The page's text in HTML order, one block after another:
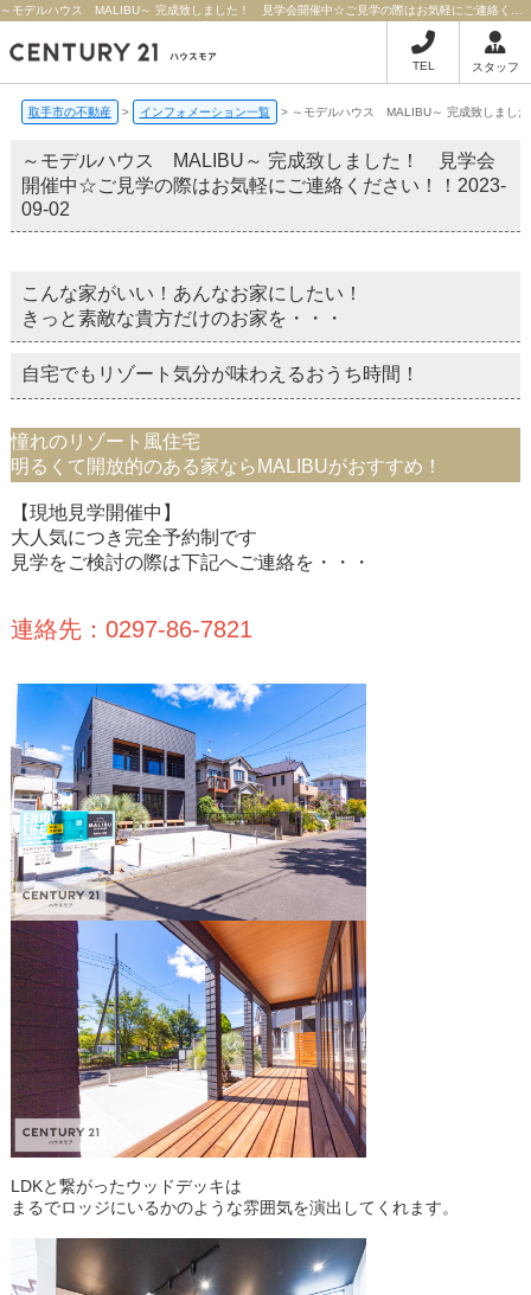
TEL スタッフ
取手市の不動産 > インフォメーション一覧 > ～モデルハウス MALIBU～ 完成致しまし
～モデルハウス MALIBU～ 完成致しました！ 見学会
開催中☆ご見学の際はお気軽にご連絡ください！！ 2023-
09-02
こんな家がいい！あんなお家にしたい！
きっと素敵な貴方だけのお家を・・・
自宅でもリゾート気分が味わえるおうち時間！
憧れのリゾート風住宅
明るくて開放的のある家ならMALIBUがおすすめ！
【現地見学開催中】
大人気につき完全予約制です
見学をご検討の際は下記へご連絡を・・・
連絡先：0297-86-7821
LDKと繋がったウッドデッキは
まるでロッジにいるかのような雰囲気を演出してくれます。